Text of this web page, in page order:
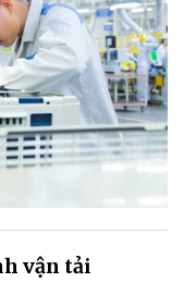
vận tải